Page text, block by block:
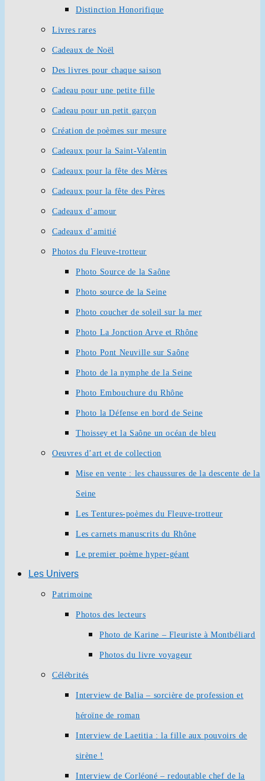
Distinction Honorifique
Livres rares
Cadeaux de Noël
Des livres pour chaque saison
Cadeau pour une petite fille
Cadeau pour un petit garçon
Création de poèmes sur mesure
Cadeaux pour la Saint-Valentin
Cadeaux pour la fête des Mères
Cadeaux pour la fête des Pères
Cadeaux d’amour
Cadeaux d’amitié
Photos du Fleuve-trotteur
Photo Source de la Saône
Photo source de la Seine
Photo coucher de soleil sur la mer
Photo La Jonction Arve et Rhône
Photo Pont Neuville sur Saône
Photo de la nymphe de la Seine
Photo Embouchure du Rhône
Photo la Défense en bord de Seine
Thoissey et la Saône un océan de bleu
Oeuvres d’art et de collection
Mise en vente : les chaussures de la descente de la
Seine
Les Tentures-poèmes du Fleuve-trotteur
Les carnets manuscrits du Rhône
Le premier poème hyper-géant
Les Univers
Patrimoine
Photos des lecteurs
Photo de Karine – Fleuriste à Montbéliard
Photos du livre voyageur
Célébrités
Interview de Balia – sorcière de profession et
héroïne de roman
Interview de Laetitia : la fille aux pouvoirs de
sirène !
Interview de Corléoné – redoutable chef de la